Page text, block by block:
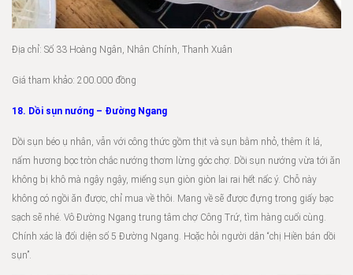
Địa chỉ: Số 33 Hoàng Ngân, Nhân Chính, Thanh Xuân
Giá tham khảo: 200.000 đồng
18. Dồi sụn nướng – Đường Ngang
Dồi sụn béo ụ nhân, vẫn với công thức gồm thịt và sụn bằm nhỏ, thêm ít lá,
nấm hương bọc tròn chắc nướng thơm lừng góc chợ. Dồi sụn nướng vừa tới ăn
không bị khô mà ngậy ngậy, miếng sụn giòn giòn lai rai hết nấc ý. Chỗ này
không có ngồi ăn được, chỉ mua về thôi. Mang về sẽ được đựng trong giấy bạc
sạch sẽ nhé. Vô Đường Ngang trung tâm chợ Công Trứ, tìm hàng cuối cùng.
Chính xác là đối diện số 5 Đường Ngang. Hoặc hỏi người dân “chị Hiền bán dồi
sụn”.